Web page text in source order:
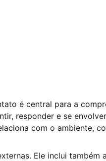
é central para a
responder e se
com o ambiente,
Ele inclui